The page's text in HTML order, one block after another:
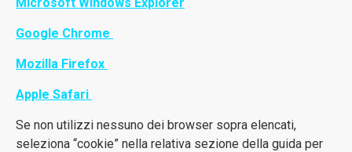
Google Chrome
Mozilla Firefox
Apple Safari
Se non utilizzi nessuno dei browser sopra elencati,
seleziona “cookie” nella relativa sezione della guida per